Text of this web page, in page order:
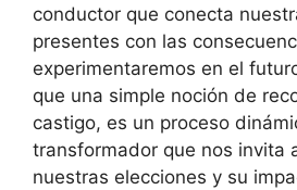
conductor que conecta
presentes con las
experimentaremos en el
que una simple noción de
castigo, es un proceso
transformador que nos invita
nuestras elecciones y su